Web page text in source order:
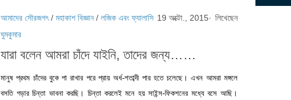
আমাদের সৌরজগৎ/মহাকাশ বিজ্ঞান/লজিক এবং ফ্যালাসি 19 অক্টো., 2015· লিখেছেন
ঘুমকুমার
যারা বলেন আমরা চাঁদে যাইনি, তাদের জন্য……
মানুষ প্রথম চাঁদের বুকে পা রাখার পরে প্রায় অর্ধ-শতাব্দী পার হতে চলেছে। এখন আমরা মঙ্গলে
বসতি গড়ার চিন্তা ভাবনা করছি। চিন্তা করলেই মনে হয় সাইন্স-ফিকশনের মধ্যে বসে আছি।